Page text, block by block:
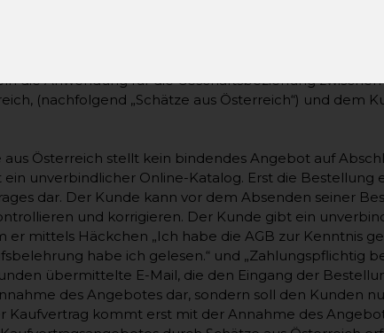
die Anwendung für die Geschäftsbeziehung
(nachfolgend „Schätze aus Österreich“) und dem
Österreich stellt kein bindendes Angebot auf
ein unverbindlicher Online-Katalog. Erst die Bestellung
dar. Der Kunde kann vor dem Absenden seiner
und korrigieren. Der Kunde gibt ein
er mittels Häckchen „Ich habe die AGB zur Kenntnis
habe ich gelesen.“ und „Zahlungspflichtig
übermittelte E-Mail, die den Eingang der
des Angebotes dar, sondern soll den Kunden
Kaufvertrag kommt erst mit der Annahme des